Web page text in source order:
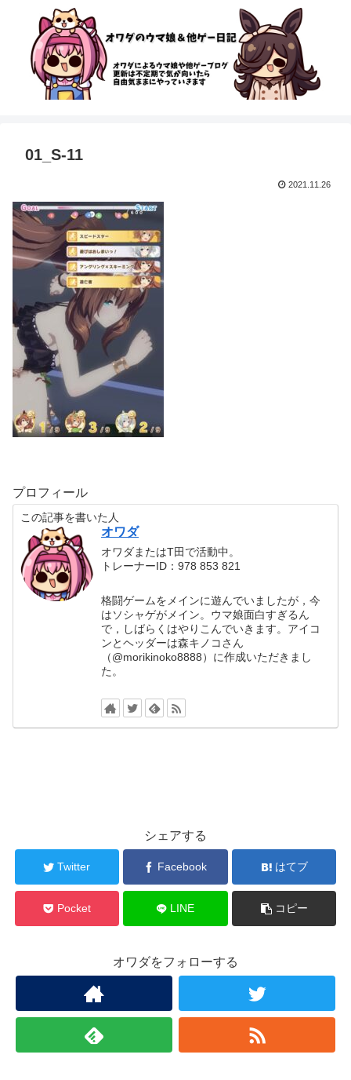
01_S-11
2021.11.26
プロフィール
この記事を書いた人
オワダ
オワダまたはT田で活動中。
トレーナーID：978 853 821
格闘ゲームをメインに遊んでいましたが，今
はソシャゲがメイン。ウマ娘面白すぎるん
で，しばらくはやりこんでいきます。アイコ
ンとヘッダーは森キノコさん
（@morikinoko8888）に作成いただきまし
た。
シェアする
Twitter Facebook はてブ
Pocket LINE コピー
オワダをフォローする